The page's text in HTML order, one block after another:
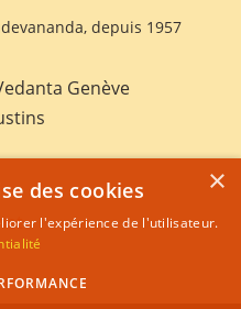
depuis 1957
Genève
×
des cookies
l'expérience de l'utilisateur.